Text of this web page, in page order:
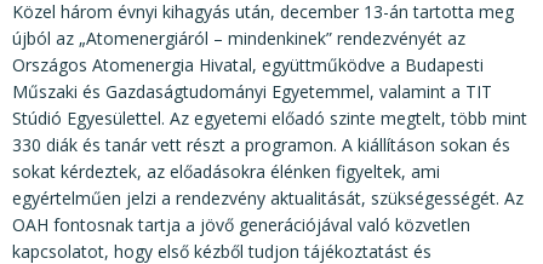
Közel három évnyi kihagyás után, december 13-án tartotta meg
újból az „Atomenergiáról – mindenkinek” rendezvényét az
Országos Atomenergia Hivatal, együttműködve a Budapesti
Műszaki és Gazdaságtudományi Egyetemmel, valamint a TIT
Stúdió Egyesülettel. Az egyetemi előadó szinte megtelt, több mint
330 diák és tanár vett részt a programon. A kiállításon sokan és
sokat kérdeztek, az előadásokra élénken figyeltek, ami
egyértelműen jelzi a rendezvény aktualitását, szükségességét. Az
OAH fontosnak tartja a jövő generációjával való közvetlen
kapcsolatot, hogy első kézből tudjon tájékoztatást és